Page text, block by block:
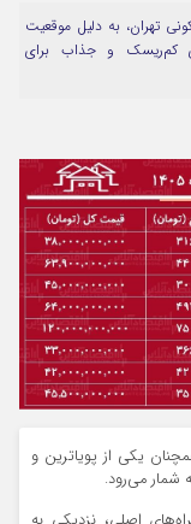
تهران، به دلیل موقعیت
کم‌ریسک و جذاب برای
یکی از پویاترین و
شمار می‌رود.